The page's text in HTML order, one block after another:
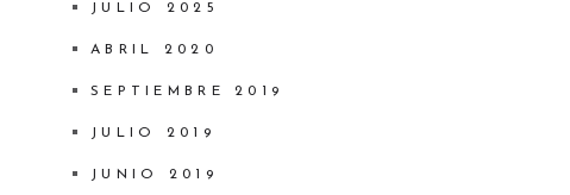
JULIO 2025
ABRIL 2020
SEPTIEMBRE 2019
JULIO 2019
JUNIO 2019